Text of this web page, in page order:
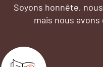
Soyons honnête,
mais nous